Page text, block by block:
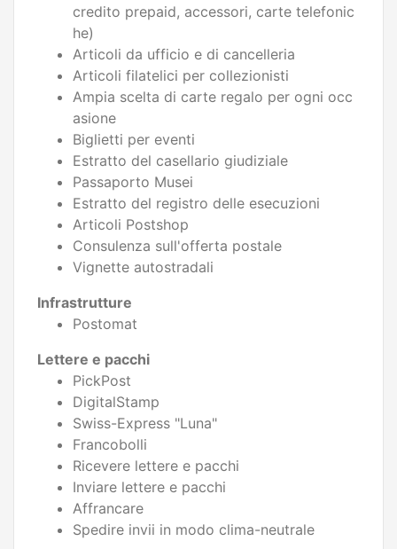
credito prepaid, accessori, carte telefonic
he)
Articoli da ufficio e di cancelleria
Articoli filatelici per collezionisti
Ampia scelta di carte regalo per ogni occ
asione
Biglietti per eventi
Estratto del casellario giudiziale
Passaporto Musei
Estratto del registro delle esecuzioni
Articoli Postshop
Consulenza sull'offerta postale
Vignette autostradali
Infrastrutture
Postomat
Lettere e pacchi
PickPost
DigitalStamp
Swiss-Express "Luna"
Francobolli
Ricevere lettere e pacchi
Inviare lettere e pacchi
Affrancare
Spedire invii in modo clima-neutrale